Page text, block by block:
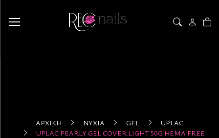
ΑΡΧΙΚΉ ΝΎΧΙΑ GEL
UPLAC
UPLAC PEARLY GEL COVER LIGHT 50G HEMA FREE